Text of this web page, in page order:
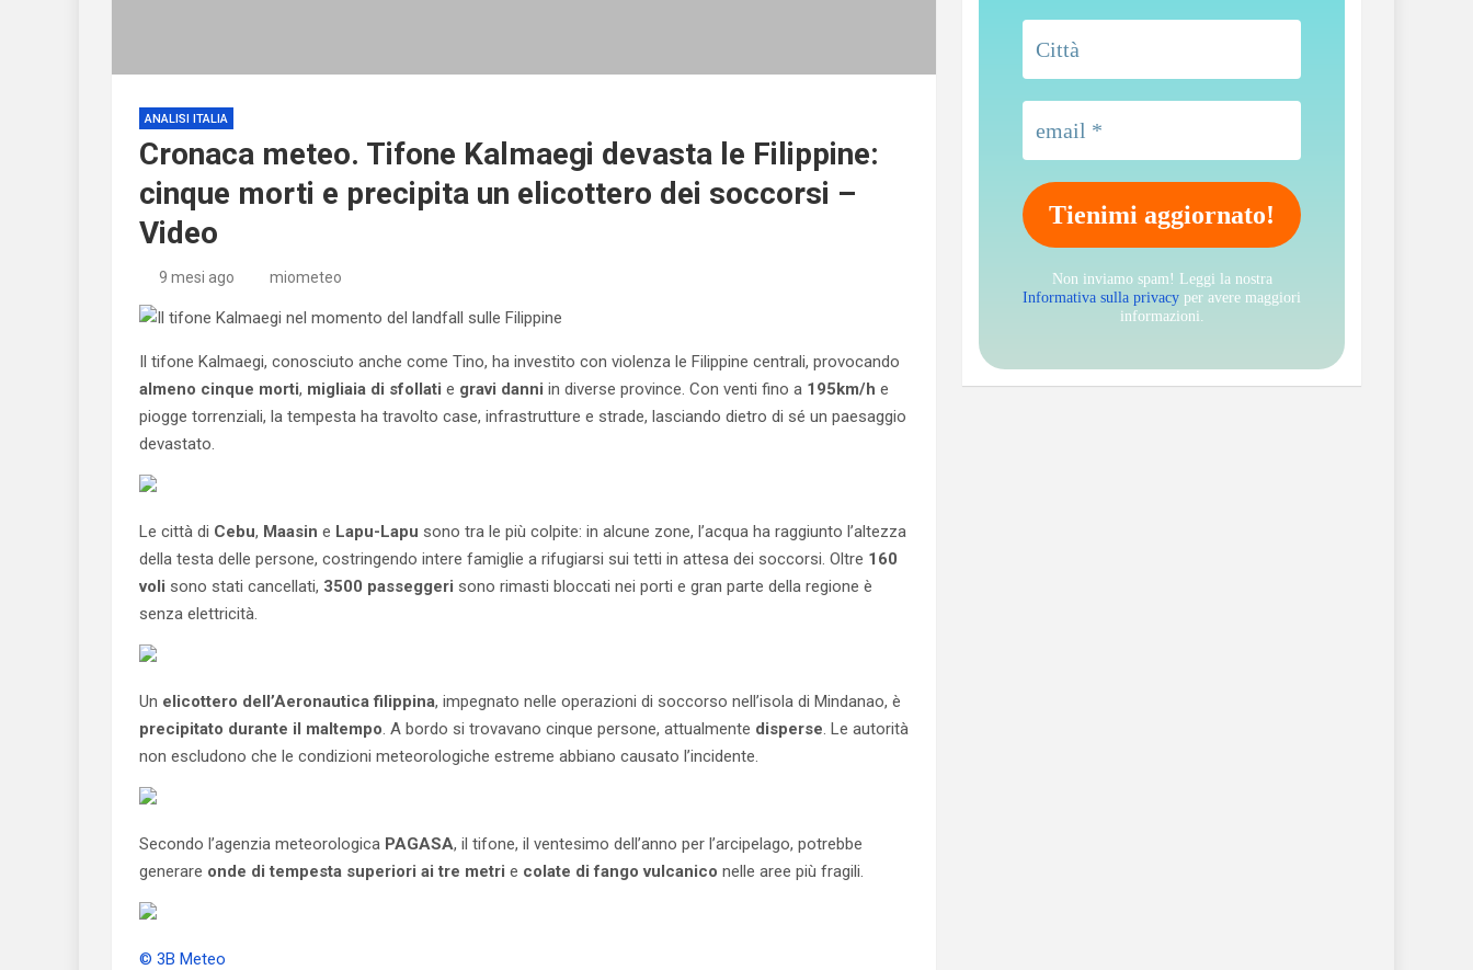
ANALISI ITALIA
Cronaca meteo. Tifone Kalmaegi devasta le Filippine:
cinque morti e precipita un elicottero dei soccorsi –
Video
9 mesi ago miometeo
Il tifone Kalmaegi, conosciuto anche come Tino, ha investito con violenza le Filippine centrali, provocando
almeno cinque morti, migliaia di sfollati e gravi danni in diverse province. Con venti fino a 195km/h e
piogge torrenziali, la tempesta ha travolto case, infrastrutture e strade, lasciando dietro di sé un paesaggio
devastato.
Le città di Cebu, Maasin e Lapu-Lapu sono tra le più colpite: in alcune zone, l’acqua ha raggiunto l’altezza
della testa delle persone, costringendo intere famiglie a rifugiarsi sui tetti in attesa dei soccorsi. Oltre 160
voli sono stati cancellati, 3500 passeggeri sono rimasti bloccati nei porti e gran parte della regione è
senza elettricità.
Un elicottero dell’Aeronautica filippina, impegnato nelle operazioni di soccorso nell’isola di Mindanao, è
precipitato durante il maltempo. A bordo si trovavano cinque persone, attualmente disperse. Le autorità
non escludono che le condizioni meteorologiche estreme abbiano causato l’incidente.
Secondo l’agenzia meteorologica PAGASA, il tifone, il ventesimo dell’anno per l’arcipelago, potrebbe
generare onde di tempesta superiori ai tre metri e colate di fango vulcanico nelle aree più fragili.
© 3B Meteo
Non inviamo spam! Leggi la nostra
Informativa sulla privacy per avere maggiori
informazioni.